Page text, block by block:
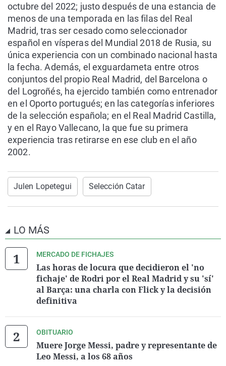
octubre del 2022; justo después de una estancia de
menos de una temporada en las filas del Real
Madrid, tras ser cesado como seleccionador
español en vísperas del Mundial 2018 de Rusia, su
única experiencia con un combinado nacional hasta
la fecha. Además, el exguardameta entre otros
conjuntos del propio Real Madrid, del Barcelona o
del Logroñés, ha ejercido también como entrenador
en el Oporto portugués; en las categorías inferiores
de la selección española; en el Real Madrid Castilla,
y en el Rayo Vallecano, la que fue su primera
experiencia tras retirarse en ese club en el año
2002.
Julen Lopetegui Selección Catar
LO MÁS
MERCADO DE FICHAJES
Las horas de locura que decidieron el 'no
fichaje' de Rodri por el Real Madrid y su 'sí'
al Barça: una charla con Flick y la decisión
definitiva
OBITUARIO
Muere Jorge Messi, padre y representante de
Leo Messi, a los 68 años